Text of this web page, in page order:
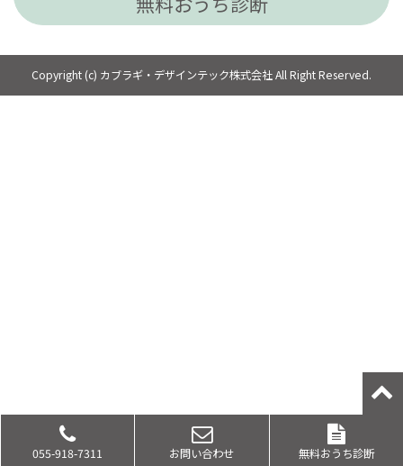
Copyright (c) カブラギ・デザインテック株式会社 All Right Reserved.
055-918-7311 お問い合わせ 無料おうち診断